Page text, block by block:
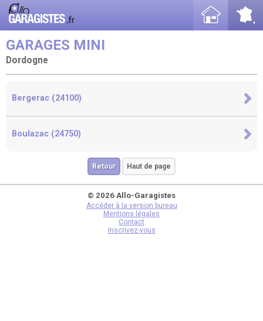
GARAGES MINI
Dordogne
Bergerac (24100)
Boulazac (24750)
Retour Haut de page
© 2026 Allo-Garagistes
Accéder à la version bureau
Mentions légales
Contact
Inscrivez-vous